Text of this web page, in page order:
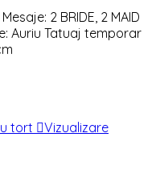
2 BRIDE, 2 MAID
Auriu Tatuaj temporar
Vizualizare